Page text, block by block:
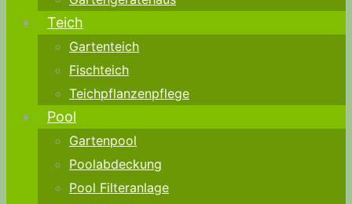
Teich
Gartenteich
Fischteich
Teichpflanzenpflege
Pool
Gartenpool
Poolabdeckung
Pool Filteranlage